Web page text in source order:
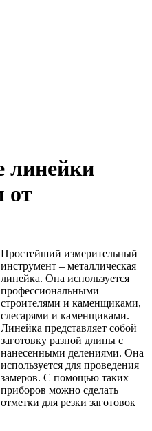
линейки
от
Простейший измерительный
инструмент – металлическая
линейка. Она используется
профессиональными
строителями и каменщиками,
слесарями и каменщиками.
Линейка представляет собой
заготовку разной длины с
нанесенными делениями. Она
используется для проведения
замеров. С помощью таких
приборов можно сделать
отметки для резки заготовок